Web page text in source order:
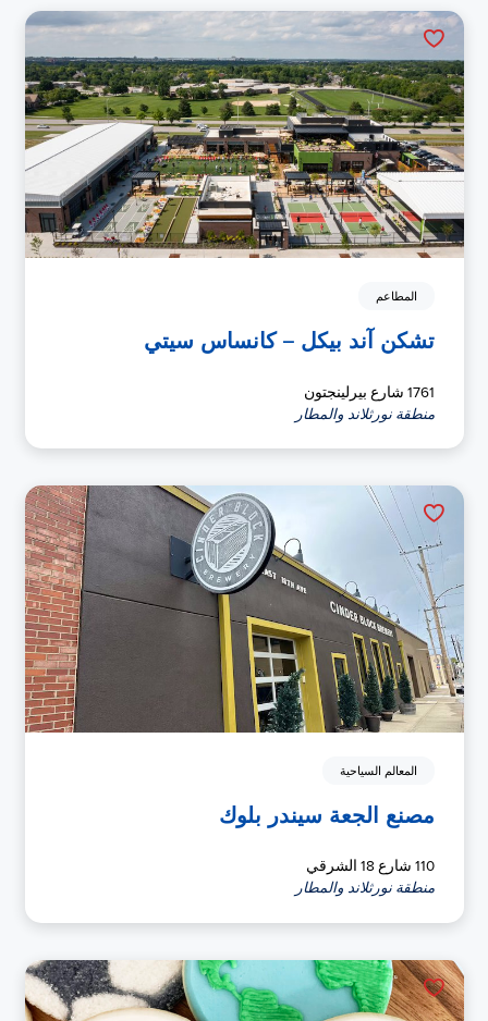
المطاعم
تشكن آند بيكل – كانساس سيتي
1761 شارع بيرلينجتون
منطقة نورثلاند والمطار
المعالم السياحية
مصنع الجعة سيندر بلوك
110 شارع 18 الشرقي
منطقة نورثلاند والمطار